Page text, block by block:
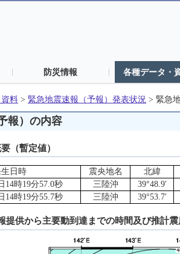
防災情報 各種データ・
料 > 緊急地震速報（予報）発表状況 > 緊急
報）の内容
（暫定値）
日時 震央地名
北緯
14時19分57.0秒
三陸沖
39°48.9′
14時19分55.7秒
三陸沖 39°53.7′
提供から主要動到達までの時間及び推計